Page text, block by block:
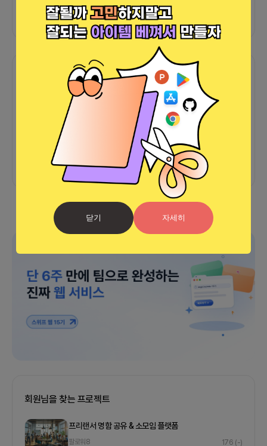
닫기 자세히
외부 연동 정보가 없습니다
함께한 사람들이 남긴 말
0 프로챗 0
아직 후기가 도착하지 않았습니다
회원님을 찾는 프로젝트
프리랜서 명함 공유 & 소모임 플랫폼
팔로워 8 176 (-)